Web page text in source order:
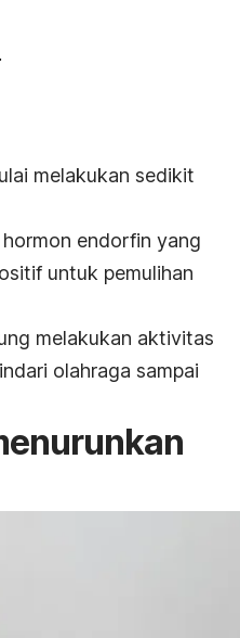
melakukan sedikit
endorfin yang
untuk pemulihan
melakukan aktivitas
olahraga sampai